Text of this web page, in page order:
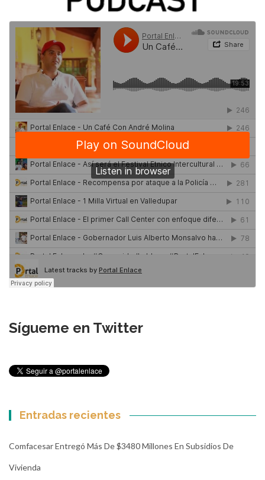
Sígueme en Twitter
Entradas recientes
Comfacesar Entregó Más De $3480 Millones En Subsidios De
Vivienda